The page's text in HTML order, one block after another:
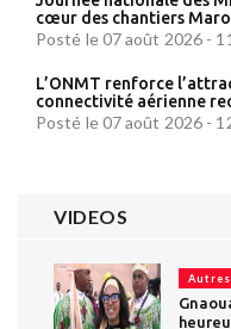
cœur des chantiers
Posté le 07 août 2026 -
L’ONMT renforce
connectivité aérienne
Posté le 07 août 2026 -
VIDEOS
Autres